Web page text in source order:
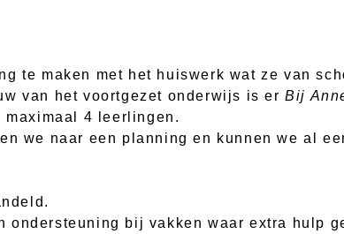
te maken met het huiswerk wat ze van
van het voortgezet onderwijs is erBij
4 leerlingen.
we naar een planning en kunnen we al
bij vakken waar extra hulp